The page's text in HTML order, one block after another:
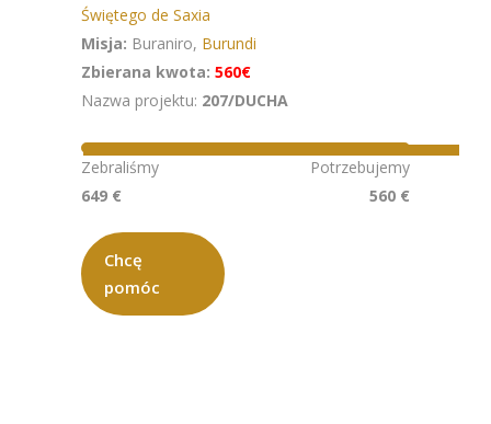
Świętego de Saxia
Misja: Buraniro, Burundi
Zbierana kwota: 560€
Nazwa projektu: 207/DUCHA
Chcę
pomóc
Zebraliśmy
649 €
Potrzebujemy
560 €